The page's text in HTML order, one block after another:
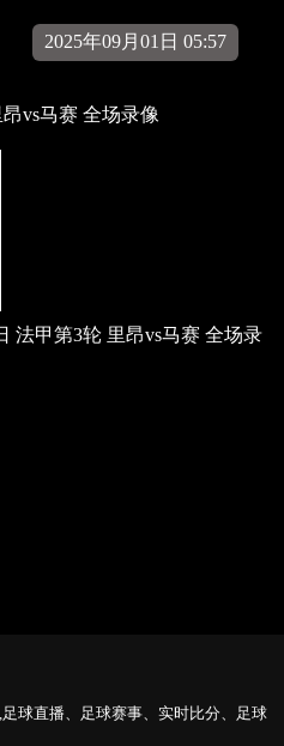
2025年09月01日 05:57
vs马赛 全场录像
法甲第3轮 里昂vs马赛 全场录
球直播、足球赛事、实时比分、足球